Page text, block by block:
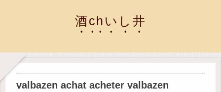
酒chいし井
valbazen achat acheter valbazen